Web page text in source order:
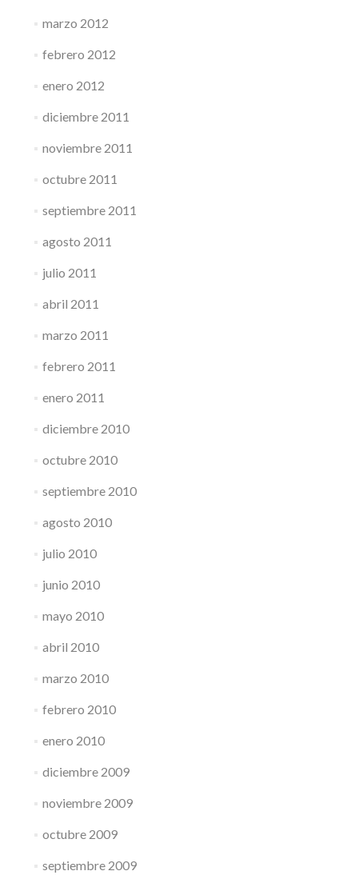
marzo 2012
febrero 2012
enero 2012
diciembre 2011
noviembre 2011
octubre 2011
septiembre 2011
agosto 2011
julio 2011
abril 2011
marzo 2011
febrero 2011
enero 2011
diciembre 2010
octubre 2010
septiembre 2010
agosto 2010
julio 2010
junio 2010
mayo 2010
abril 2010
marzo 2010
febrero 2010
enero 2010
diciembre 2009
noviembre 2009
octubre 2009
septiembre 2009